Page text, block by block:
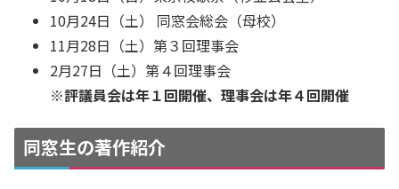
10月24日（土） 同窓会総会（母校）
11月28日（土）第３回理事会
2月27日（土）第４回理事会
※評議員会は年１回開催、理事会は年４回開催
同窓生の著作紹介